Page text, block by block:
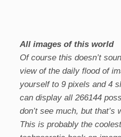
All images of this world
Of course this doesn’t
view of the daily flood of
yourself to 9 pixels and 4
can display all 266144
don’t see much, but that’s
This is probably the